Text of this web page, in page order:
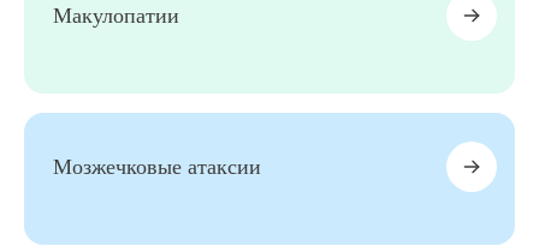
Макулопатии
Мозжечковые атаксии